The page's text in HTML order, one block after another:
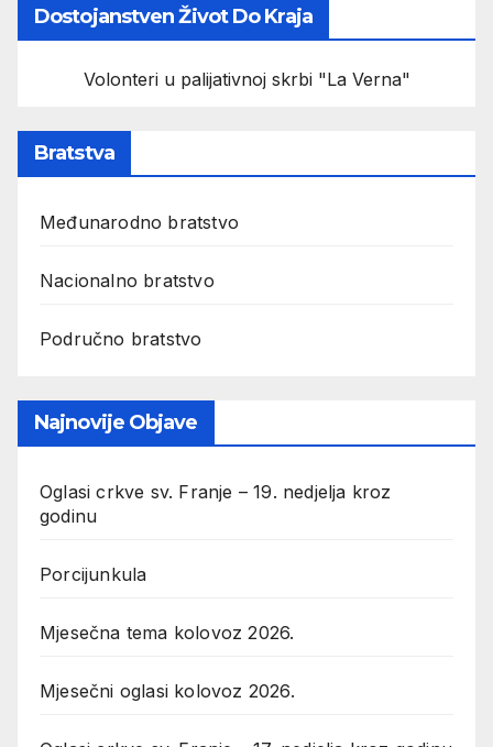
Dostojanstven Život Do Kraja
Volonteri u palijativnoj skrbi "La Verna"
Bratstva
Međunarodno bratstvo
Nacionalno bratstvo
Područno bratstvo
Najnovije Objave
Oglasi crkve sv. Franje – 19. nedjelja kroz
godinu
Porcijunkula
Mjesečna tema kolovoz 2026.
Mjesečni oglasi kolovoz 2026.